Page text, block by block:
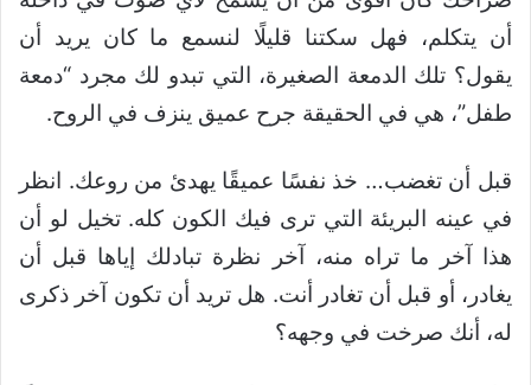
أن يتكلم، فهل سكتنا قليلًا لنسمع ما كان يريد أن
يقول؟ تلك الدمعة الصغيرة، التي تبدو لك مجرد “دمعة
طفل”، هي في الحقيقة جرح عميق ينزف في الروح.
قبل أن تغضب… خذ نفسًا عميقًا يهدئ من روعك. انظر
في عينه البريئة التي ترى فيك الكون كله. تخيل لو أن
هذا آخر ما تراه منه، آخر نظرة تبادلك إياها قبل أن
يغادر، أو قبل أن تغادر أنت. هل تريد أن تكون آخر ذكرى
له، أنك صرخت في وجهه؟